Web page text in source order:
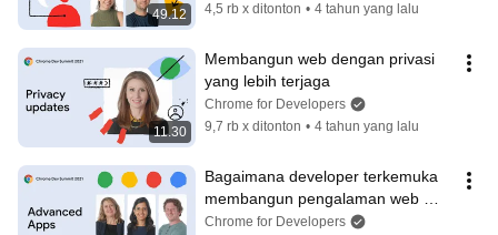
49.12
4,5 rb x ditonton • 4 tahun yang lalu
11.30
Membangun web dengan privasi
yang lebih terjaga
Chrome for Developers
9,7 rb x ditonton • 4 tahun yang lalu
Bagaimana developer terkemuka
membangun pengalaman web
yang inovatif
Chrome for Developers